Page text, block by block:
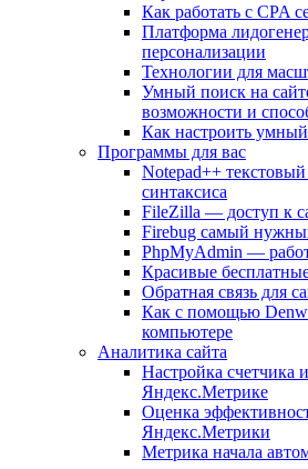
Как работать с CPA
Платформа
персонализации
Технологии для
Умный поиск на
возможности и
Как настроить
Программы для вас
Notepad++
синтаксиса
FileZilla — доступ к
Firebug самый
PhpMyAdmin —
Красивые
Обратная связь для
Как с помощью
компьютере
Аналитика сайта
Настройка счетчика
Яндекс.Метрике
Оценка
Яндекс.Метрики
Метрика начала